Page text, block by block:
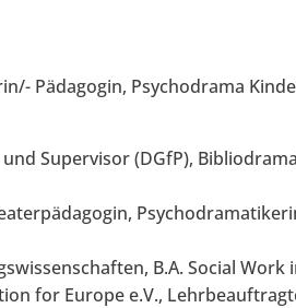
Pädagogin, Psychodrama
Supervisor (DGfP),
B.A. Social
for Europe e.V.,